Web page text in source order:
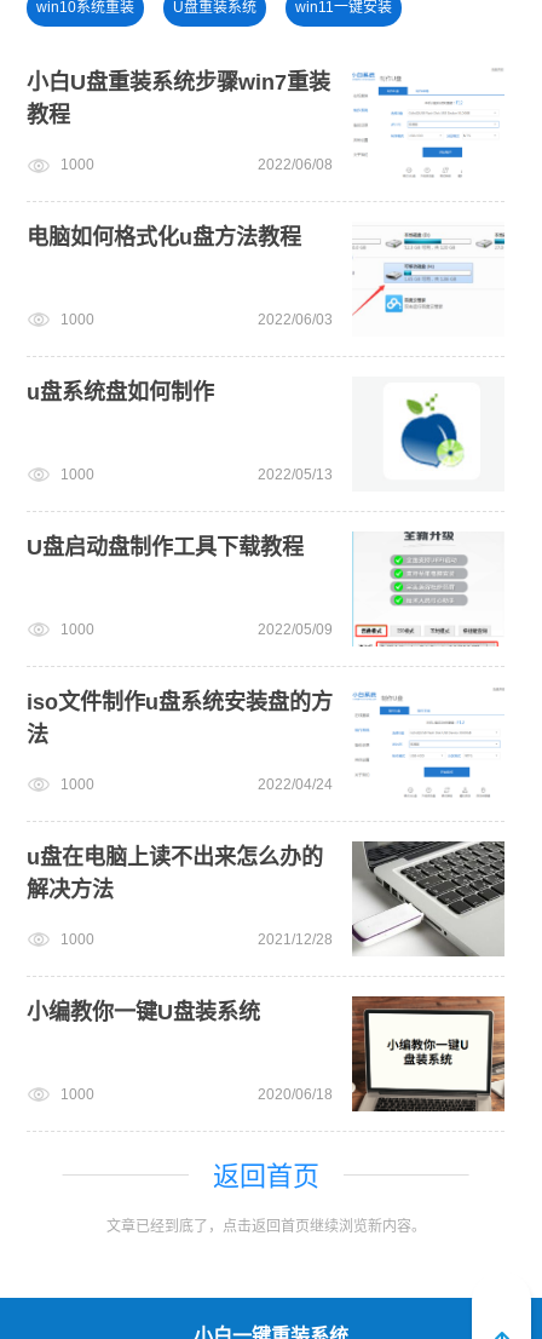
win10系统重装 U盘重装系统 win11一键安装
u盘一键重装系统win10 32位
一键重装系统备份win11系统 U盘PE启动盘制作
小白U盘重装系统步骤win7重装
教程
1000 2022/06/08
电脑如何格式化u盘方法教程
1000 2022/06/03
u盘系统盘如何制作
1000 2022/05/13
U盘启动盘制作工具下载教程
1000 2022/05/09
iso文件制作u盘系统安装盘的方
法
1000 2022/04/24
u盘在电脑上读不出来怎么办的
解决方法
1000 2021/12/28
小编教你一键U盘装系统
1000 2020/06/18
返回首页
文章已经到底了，点击返回首页继续浏览新内容。